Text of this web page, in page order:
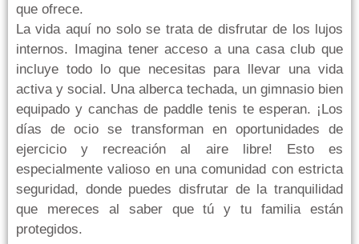
que ofrece.
La vida aquí no solo se trata de disfrutar de los lujos
internos. Imagina tener acceso a una casa club que
incluye todo lo que necesitas para llevar una vida
activa y social. Una alberca techada, un gimnasio bien
equipado y canchas de paddle tenis te esperan. ¡Los
días de ocio se transforman en oportunidades de
ejercicio y recreación al aire libre! Esto es
especialmente valioso en una comunidad con estricta
seguridad, donde puedes disfrutar de la tranquilidad
que mereces al saber que tú y tu familia están
protegidos.